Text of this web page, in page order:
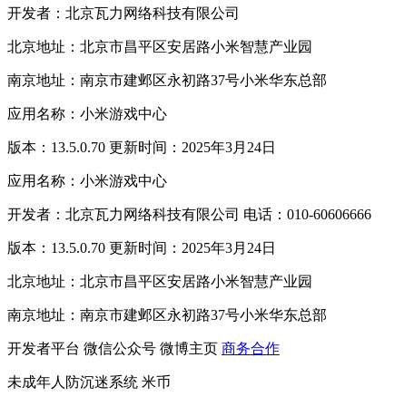
开发者：北京瓦力网络科技有限公司
北京地址：北京市昌平区安居路小米智慧产业园
南京地址：南京市建邺区永初路37号小米华东总部
应用名称：小米游戏中心
版本：13.5.0.70 更新时间：2025年3月24日
应用名称：小米游戏中心
开发者：北京瓦力网络科技有限公司 电话：010-60606666
版本：13.5.0.70 更新时间：2025年3月24日
北京地址：北京市昌平区安居路小米智慧产业园
南京地址：南京市建邺区永初路37号小米华东总部
开发者平台 微信公众号 微博主页 商务合作
未成年人防沉迷系统 米币